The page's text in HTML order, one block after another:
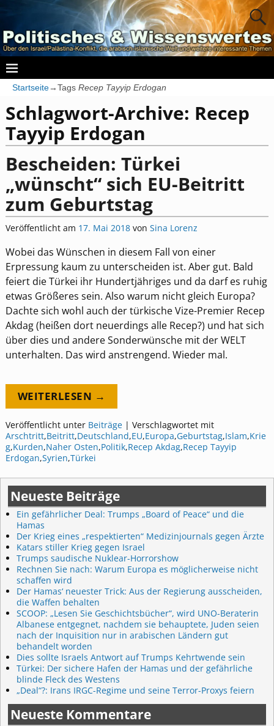
Startseite→Tags Recep Tayyip Erdogan
Schlagwort-Archive: Recep
Tayyip Erdogan
Bescheiden: Türkei
„wünscht“ sich EU-Beitritt
zum Geburtstag
Veröffentlicht am 17. Mai 2018 von Sina Lorenz
Wobei das Wünschen in diesem Fall von einer
Erpressung kaum zu unterscheiden ist. Aber gut. Bald
feiert die Türkei ihr Hundertjähriges und da darf es ruhig
etwas Größeres sein. Also warum nicht gleich Europa?
Dachte sich wohl auch der türkische Vize-Premier Recep
Akdag (heißen dort neuerdings alle Recep?) und hat sich
über dies und andere Sonderwünsche mit der WELT
unterhalten. Das wird anstrengend. Wieder mal.
WEITERLESEN →
Veröffentlicht unter Beiträge| Verschlagwortet mit
Arschtritt,Beitritt,Deutschland,EU,Europa,Geburtstag,Islam,Krie
g,Kurden,Naher Osten,Politik,Recep Akdag,Recep Tayyip
Erdogan,Syrien,Türkei
Neueste Beiträge
Ein gefährlicher Deal: Trumps „Board of Peace“ und die
Hamas
Der Krieg eines „respektierten“ Medizinjournals gegen Ärzte
Katars stiller Krieg gegen Israel
Trumps saudische Nuklear-Horrorshow
Rechnen Sie nach: Warum Europa es möglicherweise nicht
schaffen wird
Der Hamas‘ neuester Trick: Aus der Regierung ausscheiden,
die Waffen behalten
SCOOP: „Lesen Sie Geschichtsbücher“, wird UNO-Beraterin
Albanese entgegnet, nachdem sie behauptete, Juden seien
nach der Inquisition nur in arabischen Ländern gut
behandelt worden
Dies sollte Israels Antwort auf Trumps Kehrtwende sein
Türkei: Der sichere Hafen der Hamas und der gefährliche
blinde Fleck des Westens
„Deal“?: Irans IRGC-Regime und seine Terror-Proxys feiern
Neueste Kommentare